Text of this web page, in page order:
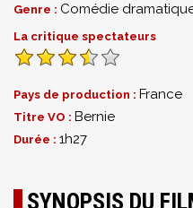
Genre : Comédie
La critique spectateurs
Pays de production : France
Titre VO : Bernie
Durée : 1h27
SYNOPSIS DU